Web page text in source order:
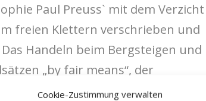
Cookie-Zustimmung verwalten
Paul Preuss` mit dem Verzicht
freien Klettern verschrieben und
Handeln beim Bergsteigen und
„by fair means“, der
und der Nachhaltigkeit